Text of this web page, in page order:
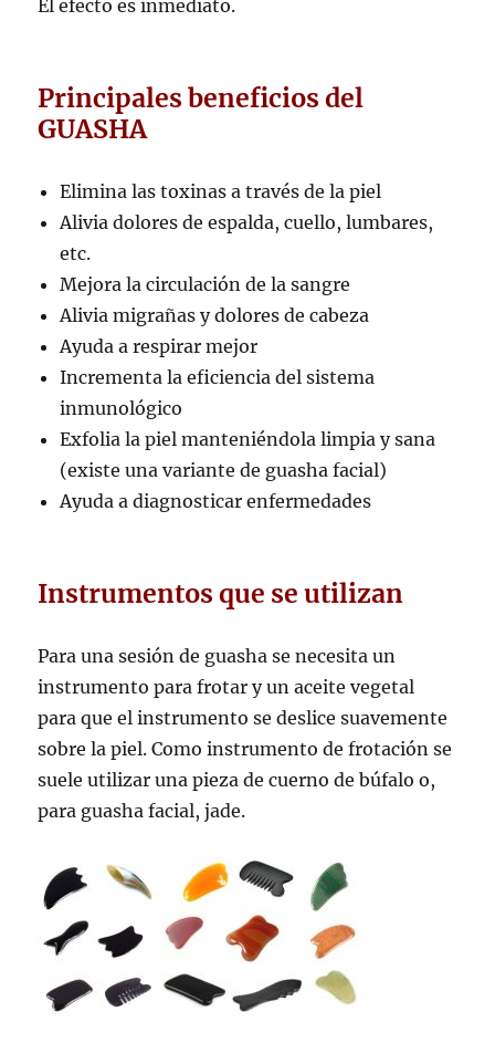
El efecto es inmediato.
Principales beneficios del
GUASHA
Elimina las toxinas a través de la piel
Alivia dolores de espalda, cuello, lumbares,
etc.
Mejora la circulación de la sangre
Alivia migrañas y dolores de cabeza
Ayuda a respirar mejor
Incrementa la eficiencia del sistema
inmunológico
Exfolia la piel manteniéndola limpia y sana
(existe una variante de guasha facial)
Ayuda a diagnosticar enfermedades
Instrumentos que se utilizan
Para una sesión de guasha se necesita un
instrumento para frotar y un aceite vegetal
para que el instrumento se deslice suavemente
sobre la piel. Como instrumento de frotación se
suele utilizar una pieza de cuerno de búfalo o,
para guasha facial, jade.